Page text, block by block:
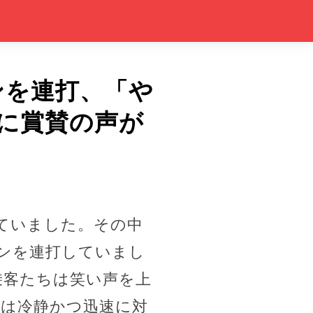
連打、「や
賞賛の声が
いました。その中
を連打していまし
たちは笑い声を上
冷静かつ迅速に対